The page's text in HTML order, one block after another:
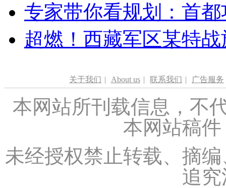
专家带你看规划：首
超燃！西藏军区某特
关于我们 | About us | 联系我们 | 广告服务
本网站所刊载信息，不
本网站稿
未经授权禁止转载、摘
追